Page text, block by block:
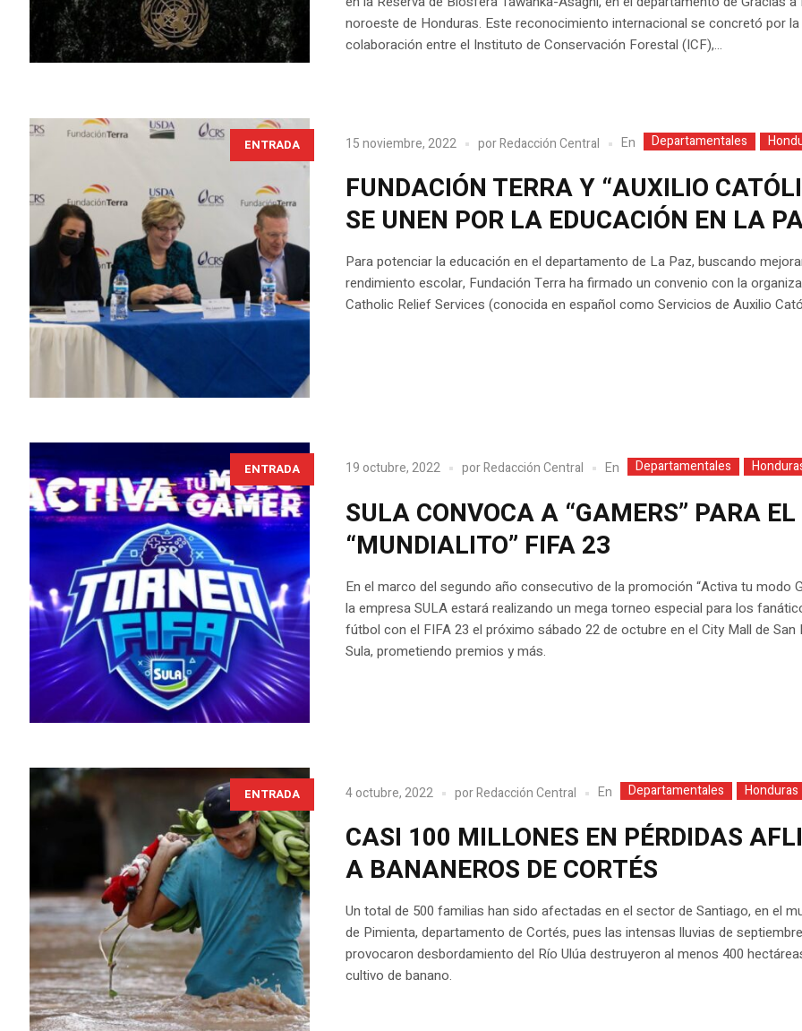
noroeste de Honduras. Este reconocimiento internacional se concretó por la
colaboración entre el Instituto de Conservación Forestal (ICF),...
ENTRADA 15 noviembre, 2022 porRedacción Central En Departamentales
FUNDACIÓN TERRA Y “AUXILIO
SE UNEN POR LA EDUCACIÓN EN LA
Para potenciar la educación en el departamento de La Paz, buscando
rendimiento escolar, Fundación Terra ha firmado un convenio con la
Catholic Relief Services (conocida en español como Servicios de Auxilio
ENTRADA 19 octubre, 2022 porRedacción Central En Departamentales
SULA CONVOCA A “GAMERS” PARA EL
“MUNDIALITO” FIFA 23
En el marco del segundo año consecutivo de la promoción “Activa tu modo
la empresa SULA estará realizando un mega torneo especial para los
fútbol con el FIFA 23 el próximo sábado 22 de octubre en el City Mall de San
Sula, prometiendo premios y más.
ENTRADA 4 octubre, 2022 porRedacción Central En Departamentales Honduras
CASI 100 MILLONES EN PÉRDIDAS
A BANANEROS DE CORTÉS
Un total de 500 familias han sido afectadas en el sector de Santiago, en el
de Pimienta, departamento de Cortés, pues las intensas lluvias de
provocaron desbordamiento del Río Ulúa destruyeron al menos 400
cultivo de banano.